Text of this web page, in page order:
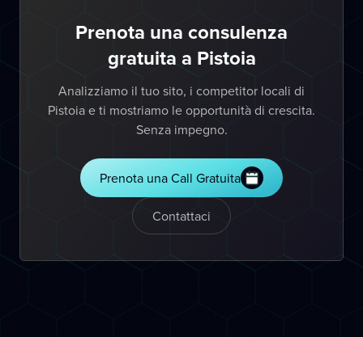
Prenota una consulenza
gratuita a Pistoia
Analizziamo il tuo sito, i competitor locali di
Pistoia e ti mostriamo le opportunità di crescita.
Senza impegno.
Prenota una Call Gratuita
Contattaci